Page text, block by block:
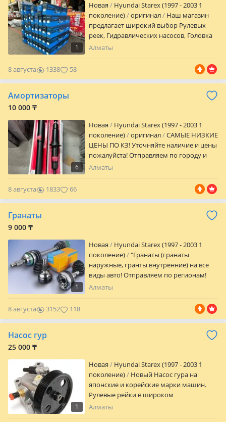
двигатель • размеры В наличии:
Поршни, кольца, вкладыши, прокладки
и др. Алматы, Карсити 4 ярус 64 бутик
Отправка по Казахстану Ashibulak Auto
— собрал и забыл.
1
Новая
Hyundai Starex (1997 - 2003 1
поколение)
оригинал
Наш магазин
предлагает широкий выбор Рулевых
реек, Гидравлических насосов, Головка
блока цилиндров, и многое другое по
постоянных клиентов и Мастерам
скидка Мы находимся в городе Алматы
Алматы
8 августа 1338 58
Амортизаторы
10 000 ₸
6
Новая
Hyundai Starex (1997 - 2003 1
поколение)
оригинал
САМЫЕ НИЗКИЕ
ЦЕНЫ ПО КЗ! Уточняйте наличие и цены
пожалуйста! Отправляем по городу и
регионам!
Алматы
8 августа 1833 66
Гранаты
9 000 ₸
1
Новая
Hyundai Starex (1997 - 2003 1
поколение)
"Гранаты (гранаты
наружные, гранты внутренние) на все
виды авто! Отправляем по регионам!
Звоните уточняйте наличие товара и
Алматы
8 августа 3152 118
Насос гур
25 000 ₸
1
Новая
Hyundai Starex (1997 - 2003 1
поколение)
Новый Насос гура на
японские и корейские марки машин.
Рулевые рейки в широком
ассортименте. Отправка по городу и по
Алматы